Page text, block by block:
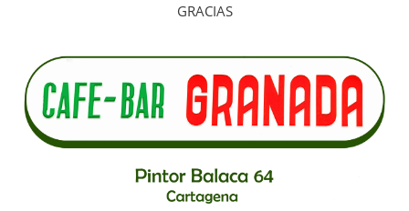
GRACIAS